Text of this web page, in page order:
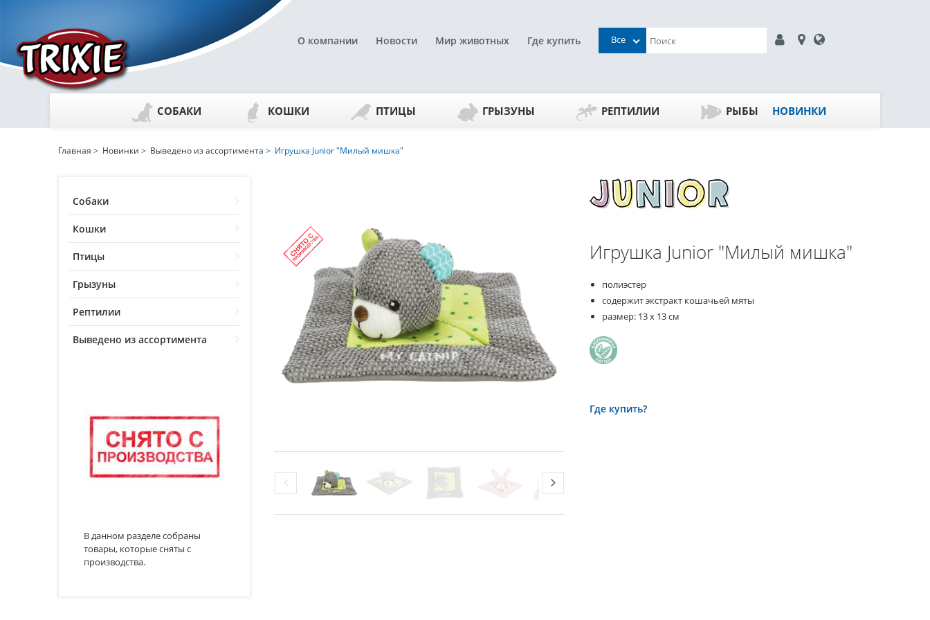
О компании Новости Мир животных Где купить Все
СОБАКИ КОШКИ ПТИЦЫ ГРЫЗУНЫ РЕПТИЛИИ РЫБЫ НОВИНКИ
Собаки
Кошки
Птицы
Грызуны
Рептилии
Выведено из ассортимента
В данном разделе собраны
товары, которые сняты с
производства.
Главная > Новинки > Выведено из ассортимента > Игрушка Junior "Милый мишка"
Игрушка Junior "Милый мишка"
полиэстер
содержит экстракт кошачьей мяты
размер: 13 х 13 см
Где купить?